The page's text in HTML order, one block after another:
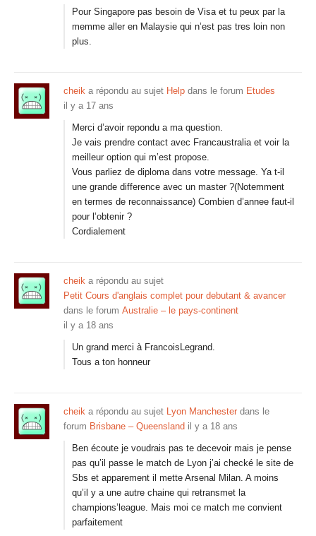
Pour Singapore pas besoin de Visa et tu peux par la
memme aller en Malaysie qui n’est pas tres loin non
plus.
cheik a répondu au sujet Help dans le forum Etudes
il y a 17 ans
Merci d’avoir repondu a ma question.
Je vais prendre contact avec Francaustralia et voir la
meilleur option qui m’est propose.
Vous parliez de diploma dans votre message. Ya t-il
une grande difference avec un master ?(Notemment
en termes de reconnaissance) Combien d’annee faut-il
pour l’obtenir ?
Cordialement
cheik a répondu au sujet
Petit Cours d'anglais complet pour debutant & avancer
dans le forum Australie – le pays-continent
il y a 18 ans
Un grand merci à FrancoisLegrand.
Tous a ton honneur
cheik a répondu au sujet Lyon Manchester dans le
forum Brisbane – Queensland il y a 18 ans
Ben écoute je voudrais pas te decevoir mais je pense
pas qu’il passe le match de Lyon j’ai checké le site de
Sbs et apparement il mette Arsenal Milan. A moins
qu’il y a une autre chaine qui retransmet la
champions’league. Mais moi ce match me convient
parfaitement